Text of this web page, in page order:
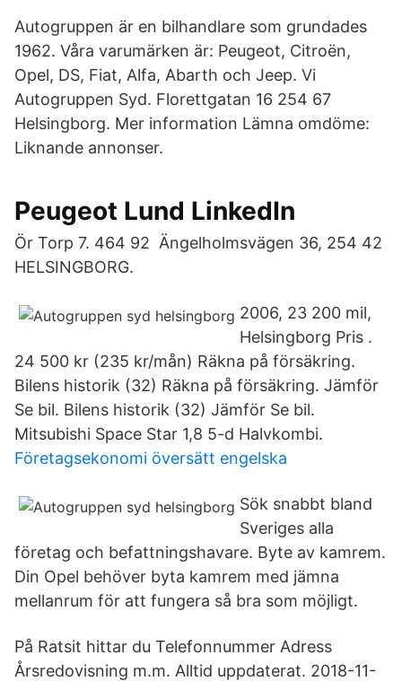
Autogruppen är en bilhandlare som grundades
1962. Våra varumärken är: Peugeot, Citroën,
Opel, DS, Fiat, Alfa, Abarth och Jeep. Vi
Autogruppen Syd. Florettgatan 16 254 67
Helsingborg. Mer information Lämna omdöme:
Liknande annonser.
Peugeot Lund LinkedIn
Ör Torp 7. 464 92 Ängelholmsvägen 36, 254 42
HELSINGBORG.
2006, 23 200 mil,
Helsingborg Pris .
24 500 kr (235 kr/mån) Räkna på försäkring.
Bilens historik (32) Räkna på försäkring. Jämför
Se bil. Bilens historik (32) Jämför Se bil.
Mitsubishi Space Star 1,8 5-d Halvkombi.
Företagsekonomi översätt engelska
Sök snabbt bland
Sveriges alla
företag och befattningshavare. Byte av kamrem.
Din Opel behöver byta kamrem med jämna
mellanrum för att fungera så bra som möjligt.
På Ratsit hittar du Telefonnummer Adress
Årsredovisning m.m. Alltid uppdaterat. 2018-11-